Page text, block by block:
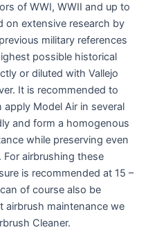
of WWI, WWII and up to
on extensive research by
military references
possible historical
or diluted with Vallejo
It is recommended to
Model Air in several
and form a homogenous
while preserving even
airbrushing these
is recommended at 15 –
of course also be
airbrush maintenance we
Cleaner.